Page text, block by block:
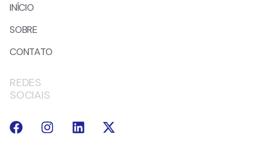
INÍCIO
SOBRE
CONTATO
REDES
SOCIAIS